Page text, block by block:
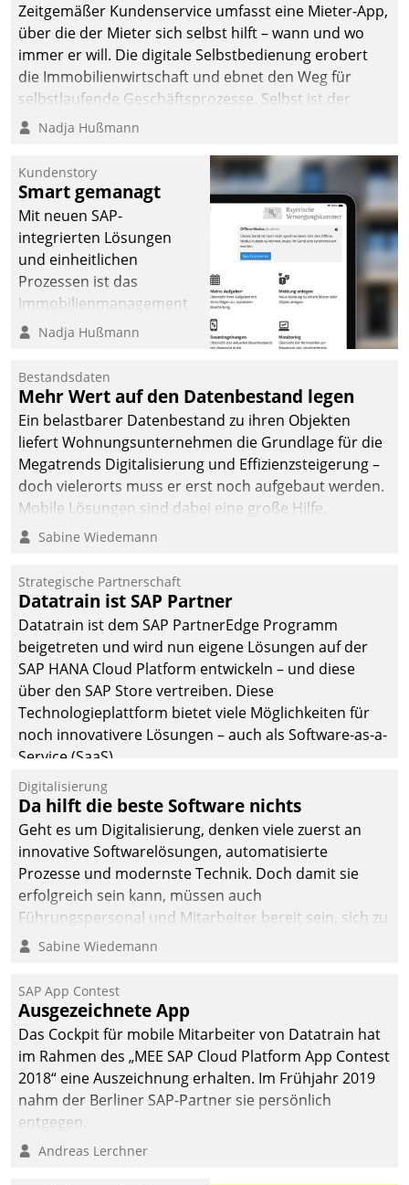
Zeitgemäßer Kundenservice umfasst eine Mieter-App,
über die der Mieter sich selbst hilft – wann und wo
immer er will. Die digitale Selbstbedienung erobert
die Immobilienwirtschaft und ebnet den Weg für
selbstlaufende Geschäftsprozesse. Selbst ist der
Kunde und smart der Serviceanbieter.
Nadja Hußmann
Kundenstory
Smart gemanagt
Mit neuen SAP-
integrierten Lösungen
und einheitlichen
Prozessen ist das
Immobilienmanagement
der Bayerischen
Ressort Kapitalanlage für
künftige Aufgaben und
Herausforderungen
gerüstet.
Nadja Hußmann
Bestandsdaten
Mehr Wert auf den Datenbestand legen
Ein belastbarer Datenbestand zu ihren Objekten
liefert Wohnungsunternehmen die Grundlage für die
Megatrends Digitalisierung und Effizienzsteigerung –
doch vielerorts muss er erst noch aufgebaut werden.
Mobile Lösungen sind dabei eine große Hilfe.
Sabine Wiedemann
Strategische Partnerschaft
Datatrain ist SAP Partner
Datatrain ist dem SAP PartnerEdge Programm
beigetreten und wird nun eigene Lösungen auf der
SAP HANA Cloud Platform entwickeln – und diese
über den SAP Store vertreiben. Diese
Technologieplattform bietet viele Möglichkeiten für
noch innovativere Lösungen – auch als Software-as-a-
Service (SaaS).
Digitalisierung
Da hilft die beste Software nichts
Geht es um Digitalisierung, denken viele zuerst an
innovative Softwarelösungen, automatisierte
Prozesse und modernste Technik. Doch damit sie
erfolgreich sein kann, müssen auch
Führungspersonal und Mitarbeiter bereit sein, sich zu
verändern und anzupassen, sonst werden sie an ihr
Sabine Wiedemann
SAP App Contest
Ausgezeichnete App
Das Cockpit für mobile Mitarbeiter von Datatrain hat
im Rahmen des „MEE SAP Cloud Platform App Contest
2018“ eine Auszeichnung erhalten. Im Frühjahr 2019
nahm der Berliner SAP-Partner sie persönlich
entgegen.
Andreas Lerchner